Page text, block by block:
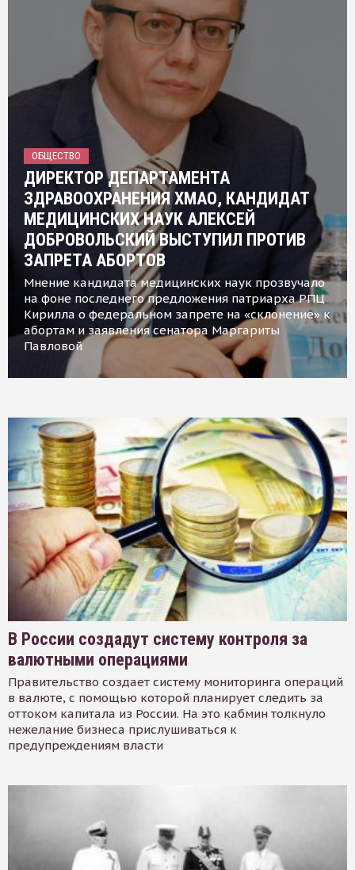
ОБЩЕСТВО
ДИРЕКТОР ДЕПАРТАМЕНТА
ЗДРАВООХРАНЕНИЯ ХМАО, КАНДИДАТ
МЕДИЦИНСКИХ НАУК АЛЕКСЕЙ
ДОБРОВОЛЬСКИЙ ВЫСТУПИЛ ПРОТИВ
ЗАПРЕТА АБОРТОВ
Мнение кандидата медицинских наук прозвучало
на фоне последнего предложения патриарха РПЦ
Кирилла о федеральном запрете на «склонение» к
абортам и заявления сенатора Маргариты
Павловой
В России создадут систему контроля за
валютными операциями
Правительство создает систему мониторинга операций
в валюте, с помощью которой планирует следить за
оттоком капитала из России. На это кабмин толкнуло
нежелание бизнеса прислушиваться к
предупреждениям власти